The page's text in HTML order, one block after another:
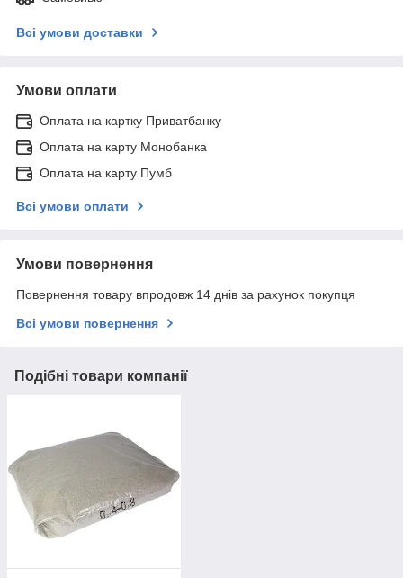
Всі умови доставки
Умови оплати
Оплата на картку Приватбанку
Оплата на карту Монобанка
Оплата на карту Пумб
Всі умови оплати
Умови повернення
Повернення товару впродовж 14 днів за рахунок покупця
Всі умови повернення
Подібні товари компанії